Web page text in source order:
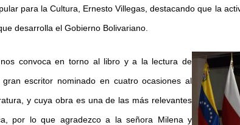
para la Cultura, Ernesto Villegas, destacando que la
desarrolla el Gobierno Bolivariano.
nos convoca en torno al libro y a la lectura de
escritor nominado en cuatro ocasiones al
y cuya obra es una de las más relevantes
por lo que agradezco a la señora Milena y